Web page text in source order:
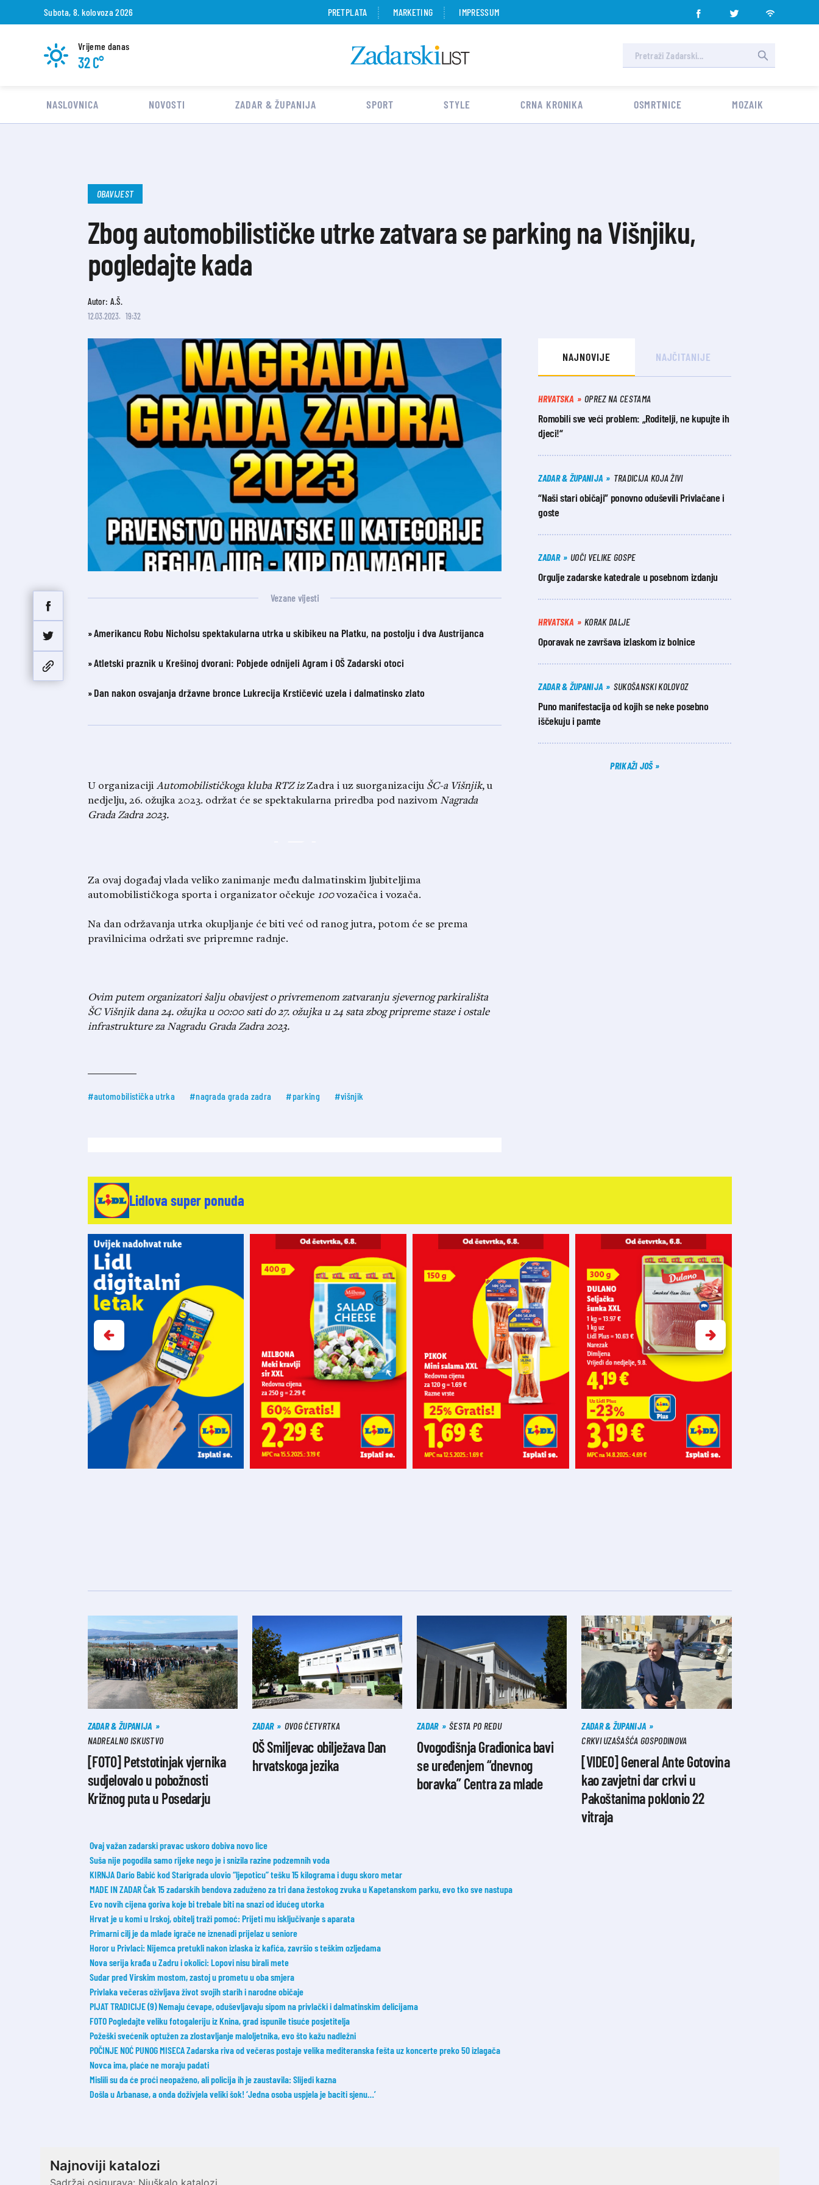
Subota, 8. kolovoza 2026 PRETPLATA MARKETING IMPRESSUM
Vrijeme danas
32 C°
NASLOVNICA NOVOSTI ZADAR & ŽUPANIJA SPORT STYLE CRNA KRONIKA OSMRTNICE MOZAIK
OBAVIJEST
Zbog automobilističke utrke zatvara se parking na Višnjiku,
pogledajte kada
Autor: A.Š.
12.03.2023. 19:32
Vezane vijesti
Amerikancu Robu Nicholsu spektakularna utrka u skibikeu na Platku, na postolju i dva Austrijanca
Atletski praznik u Krešinoj dvorani: Pobjede odnijeli Agram i OŠ Zadarski otoci
Dan nakon osvajanja državne bronce Lukrecija Krstičević uzela i dalmatinsko zlato
U organizacijiAutomobilističkoga kluba RTZ izZadra i uz suorganizaciju ŠC-a Višnjik, u
nedjelju, 26. ožujka 2023. održat će se spektakularna priredba pod nazivom Nagrada
Grada Zadra 2023.
Za ovaj događaj vlada veliko zanimanje među dalmatinskim ljubiteljima
automobilističkoga sporta i organizator očekuje 100vozačica i vozača.
Na dan održavanja utrka okupljanje će biti već od ranog jutra, potom će se prema
pravilnicima održati sve pripremne radnje.
Ovim putem organizatori šalju obavijest o privremenom zatvaranju sjevernog parkirališta
ŠC Višnjik dana 24. ožujka u 00:00 sati do 27. ožujka u 24 sata zbog pripreme staze i ostale
infrastrukture za Nagradu Grada Zadra 2023.
#automobilistička utrka #nagrada grada zadra #parking #višnjik
NAJNOVIJE NAJČITANIJE
HRVATSKA OPREZ NA CESTAMA
Romobili sve veći problem: „Roditelji, ne kupujte ih
djeci!“
ZADAR & ŽUPANIJA TRADICIJA KOJA ŽIVI
“Naši stari običaji” ponovno oduševili Privlačane i
goste
ZADAR UOČI VELIKE GOSPE
Orgulje zadarske katedrale u posebnom izdanju
HRVATSKA KORAK DALJE
Oporavak ne završava izlaskom iz bolnice
ZADAR & ŽUPANIJA SUKOŠANSKI KOLOVOZ
Puno manifestacija od kojih se neke posebno
iščekuju i pamte
PRIKAŽI JOŠ
Lidlova super ponuda
ZADAR & ŽUPANIJA
NADREALNO ISKUSTVO
[FOTO] Petstotinjak vjernika
sudjelovalo u pobožnosti
Križnog puta u Posedarju
ZADAR OVOG ČETVRTKA
OŠ Smiljevac obilježava Dan
hrvatskoga jezika
ZADAR ŠESTA PO REDU
Ovogodišnja Gradionica bavi
se uređenjem “dnevnog
boravka” Centra za mlade
ZADAR & ŽUPANIJA
CRKVI UZAŠAŠĆA GOSPODINOVA
[VIDEO] General Ante Gotovina
kao zavjetni dar crkvi u
Pakoštanima poklonio 22
vitraja
Ovaj važan zadarski pravac uskoro dobiva novo lice
Suša nije pogodila samo rijeke nego je i snizila razine podzemnih voda
KIRNJA Dario Babić kod Starigrada ulovio “ljepoticu” tešku 15 kilograma i dugu skoro metar
MADE IN ZADAR Čak 15 zadarskih bendova zaduženo za tri dana žestokog zvuka u Kapetanskom parku, evo tko sve nastupa
Evo novih cijena goriva koje bi trebale biti na snazi od idućeg utorka
Hrvat je u komi u Irskoj, obitelj traži pomoć: Prijeti mu isključivanje s aparata
Primarni cilj je da mlade igrače ne iznenadi prijelaz u seniore
Horor u Privlaci: Nijemca pretukli nakon izlaska iz kafića, završio s teškim ozljedama
Nova serija krađa u Zadru i okolici: Lopovi nisu birali mete
Sudar pred Virskim mostom, zastoj u prometu u oba smjera
Privlaka večeras oživljava život svojih starih i narodne običaje
PIJAT TRADICIJE (9) Nemaju ćevape, oduševljavaju sipom na privlački i dalmatinskim delicijama
FOTO Pogledajte veliku fotogaleriju iz Knina, grad ispunile tisuće posjetitelja
Požeški svećenik optužen za zlostavljanje maloljetnika, evo što kažu nadležni
POČINJE NOĆ PUNOG MISECA Zadarska riva od večeras postaje velika mediteranska fešta uz koncerte preko 50 izlagača
Novca ima, plaće ne moraju padati
Mislili su da će proći neopaženo, ali policija ih je zaustavila: Slijedi kazna
Došla u Arbanase, a onda doživjela veliki šok! ‘Jedna osoba uspjela je baciti sjenu…’